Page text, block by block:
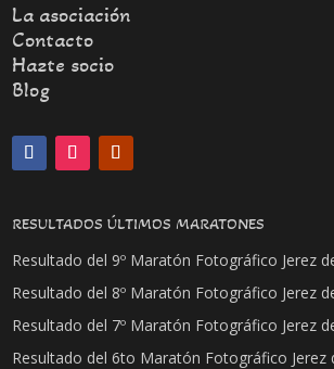
La asociación
Contacto
Hazte socio
Blog
RESULTADOS ÚLTIMOS MARATONES
Resultado del 9º Maratón Fotográfico Jerez
Resultado del 8º Maratón Fotográfico Jerez
Resultado del 7º Maratón Fotográfico Jerez
Resultado del 6to Maratón Fotográfico Jerez